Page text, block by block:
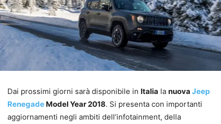
Dai prossimi giorni sarà disponibile in Italia la nuova Jeep
Renegade Model Year 2018. Si presenta con importanti
aggiornamenti negli ambiti dell’infotainment, della